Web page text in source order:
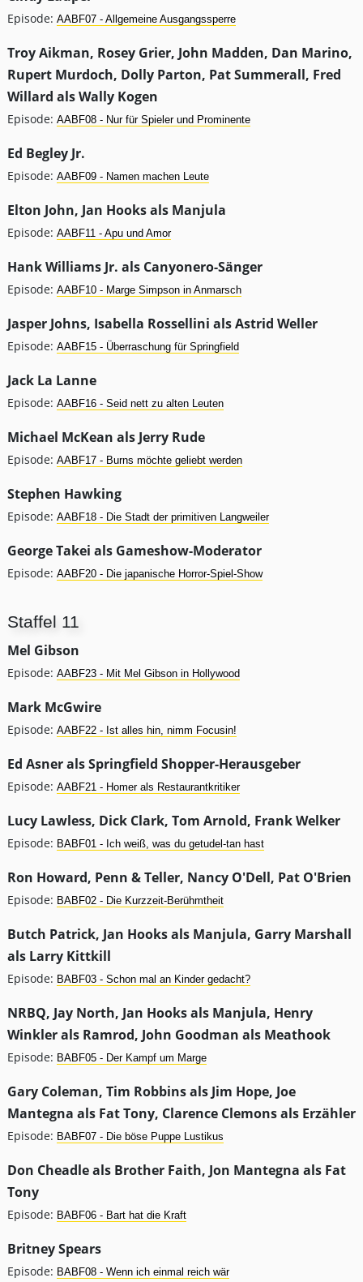
Episode: AABF07 - Allgemeine Ausgangssperre
Troy Aikman, Rosey Grier, John Madden, Dan Marino,
Rupert Murdoch, Dolly Parton, Pat Summerall, Fred
Willard als Wally Kogen
Episode: AABF08 - Nur für Spieler und Prominente
Ed Begley Jr.
Episode: AABF09 - Namen machen Leute
Elton John, Jan Hooks als Manjula
Episode: AABF11 - Apu und Amor
Hank Williams Jr. als Canyonero-Sänger
Episode: AABF10 - Marge Simpson in Anmarsch
Jasper Johns, Isabella Rossellini als Astrid Weller
Episode: AABF15 - Überraschung für Springfield
Jack La Lanne
Episode: AABF16 - Seid nett zu alten Leuten
Michael McKean als Jerry Rude
Episode: AABF17 - Burns möchte geliebt werden
Stephen Hawking
Episode: AABF18 - Die Stadt der primitiven Langweiler
George Takei als Gameshow-Moderator
Episode: AABF20 - Die japanische Horror-Spiel-Show
Staffel 11
Mel Gibson
Episode: AABF23 - Mit Mel Gibson in Hollywood
Mark McGwire
Episode: AABF22 - Ist alles hin, nimm Focusin!
Ed Asner als Springfield Shopper-Herausgeber
Episode: AABF21 - Homer als Restaurantkritiker
Lucy Lawless, Dick Clark, Tom Arnold, Frank Welker
Episode: BABF01 - Ich weiß, was du getudel-tan hast
Ron Howard, Penn & Teller, Nancy O'Dell, Pat O'Brien
Episode: BABF02 - Die Kurzzeit-Berühmtheit
Butch Patrick, Jan Hooks als Manjula, Garry Marshall
als Larry Kittkill
Episode: BABF03 - Schon mal an Kinder gedacht?
NRBQ, Jay North, Jan Hooks als Manjula, Henry
Winkler als Ramrod, John Goodman als Meathook
Episode: BABF05 - Der Kampf um Marge
Gary Coleman, Tim Robbins als Jim Hope, Joe
Mantegna als Fat Tony, Clarence Clemons als Erzähler
Episode: BABF07 - Die böse Puppe Lustikus
Don Cheadle als Brother Faith, Jon Mantegna als Fat
Tony
Episode: BABF06 - Bart hat die Kraft
Britney Spears
Episode: BABF08 - Wenn ich einmal reich wär